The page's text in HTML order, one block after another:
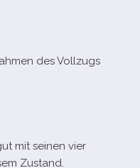
des Vollzugs
mit sei­nen vier
Zustand.